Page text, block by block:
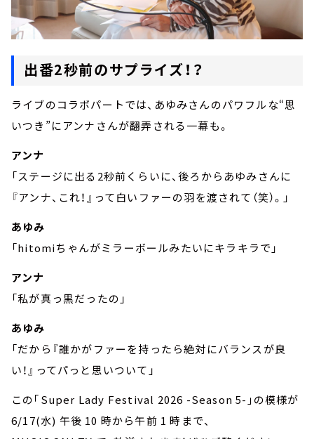
出番2秒前のサプライズ！？
ライブのコラボパートでは、あゆみさんのパワフルな“思
いつき”にアンナさんが翻弄される一幕も。
アンナ
「ステージに出る2秒前くらいに、後ろからあゆみさんに
『アンナ、これ！』って白いファーの羽を渡されて（笑）。」
あゆみ
「hitomiちゃんがミラーボールみたいにキラキラで」
アンナ
「私が真っ黒だったの」
あゆみ
「だから『誰かがファーを持ったら絶対にバランスが良
い！』ってパっと思いついて」
この｢Super Lady Festival 2026 -Season 5-｣の模様が
6/17(水) 午後 10 時から午前 1 時まで、